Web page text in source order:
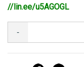
//lin.ee/u5AGOGL
-